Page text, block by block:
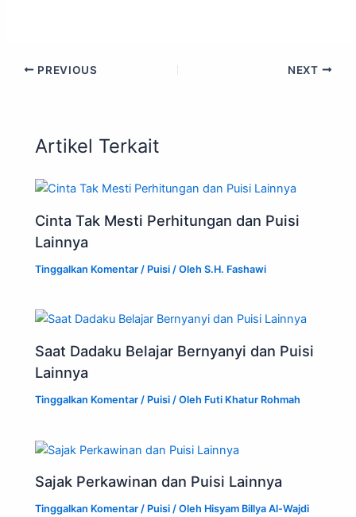
PREVIOUS NEXT
Artikel Terkait
Cinta Tak Mesti Perhitungan dan Puisi
Lainnya
Tinggalkan Komentar / Puisi / OlehS.H. Fashawi
Saat Dadaku Belajar Bernyanyi dan Puisi
Lainnya
Tinggalkan Komentar / Puisi / Oleh Futi Khatur Rohmah
Sajak Perkawinan dan Puisi Lainnya
Tinggalkan Komentar / Puisi / Oleh Hisyam Billya Al-Wajdi